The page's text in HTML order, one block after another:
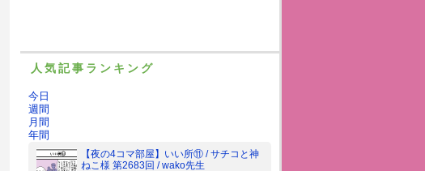
人気記事ランキング
今日
週間
月間
年間
【夜の4コマ部屋】いい所⑪ / サチコと神
ねこ様 第2683回 / wako先生